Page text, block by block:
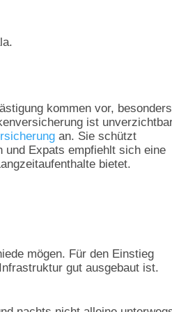
kommen vor, besonders
ist
an. Sie schützt
und Expats empfiehlt sich eine
bietet.
mögen. Für den Einstieg
gut ausgebaut ist.